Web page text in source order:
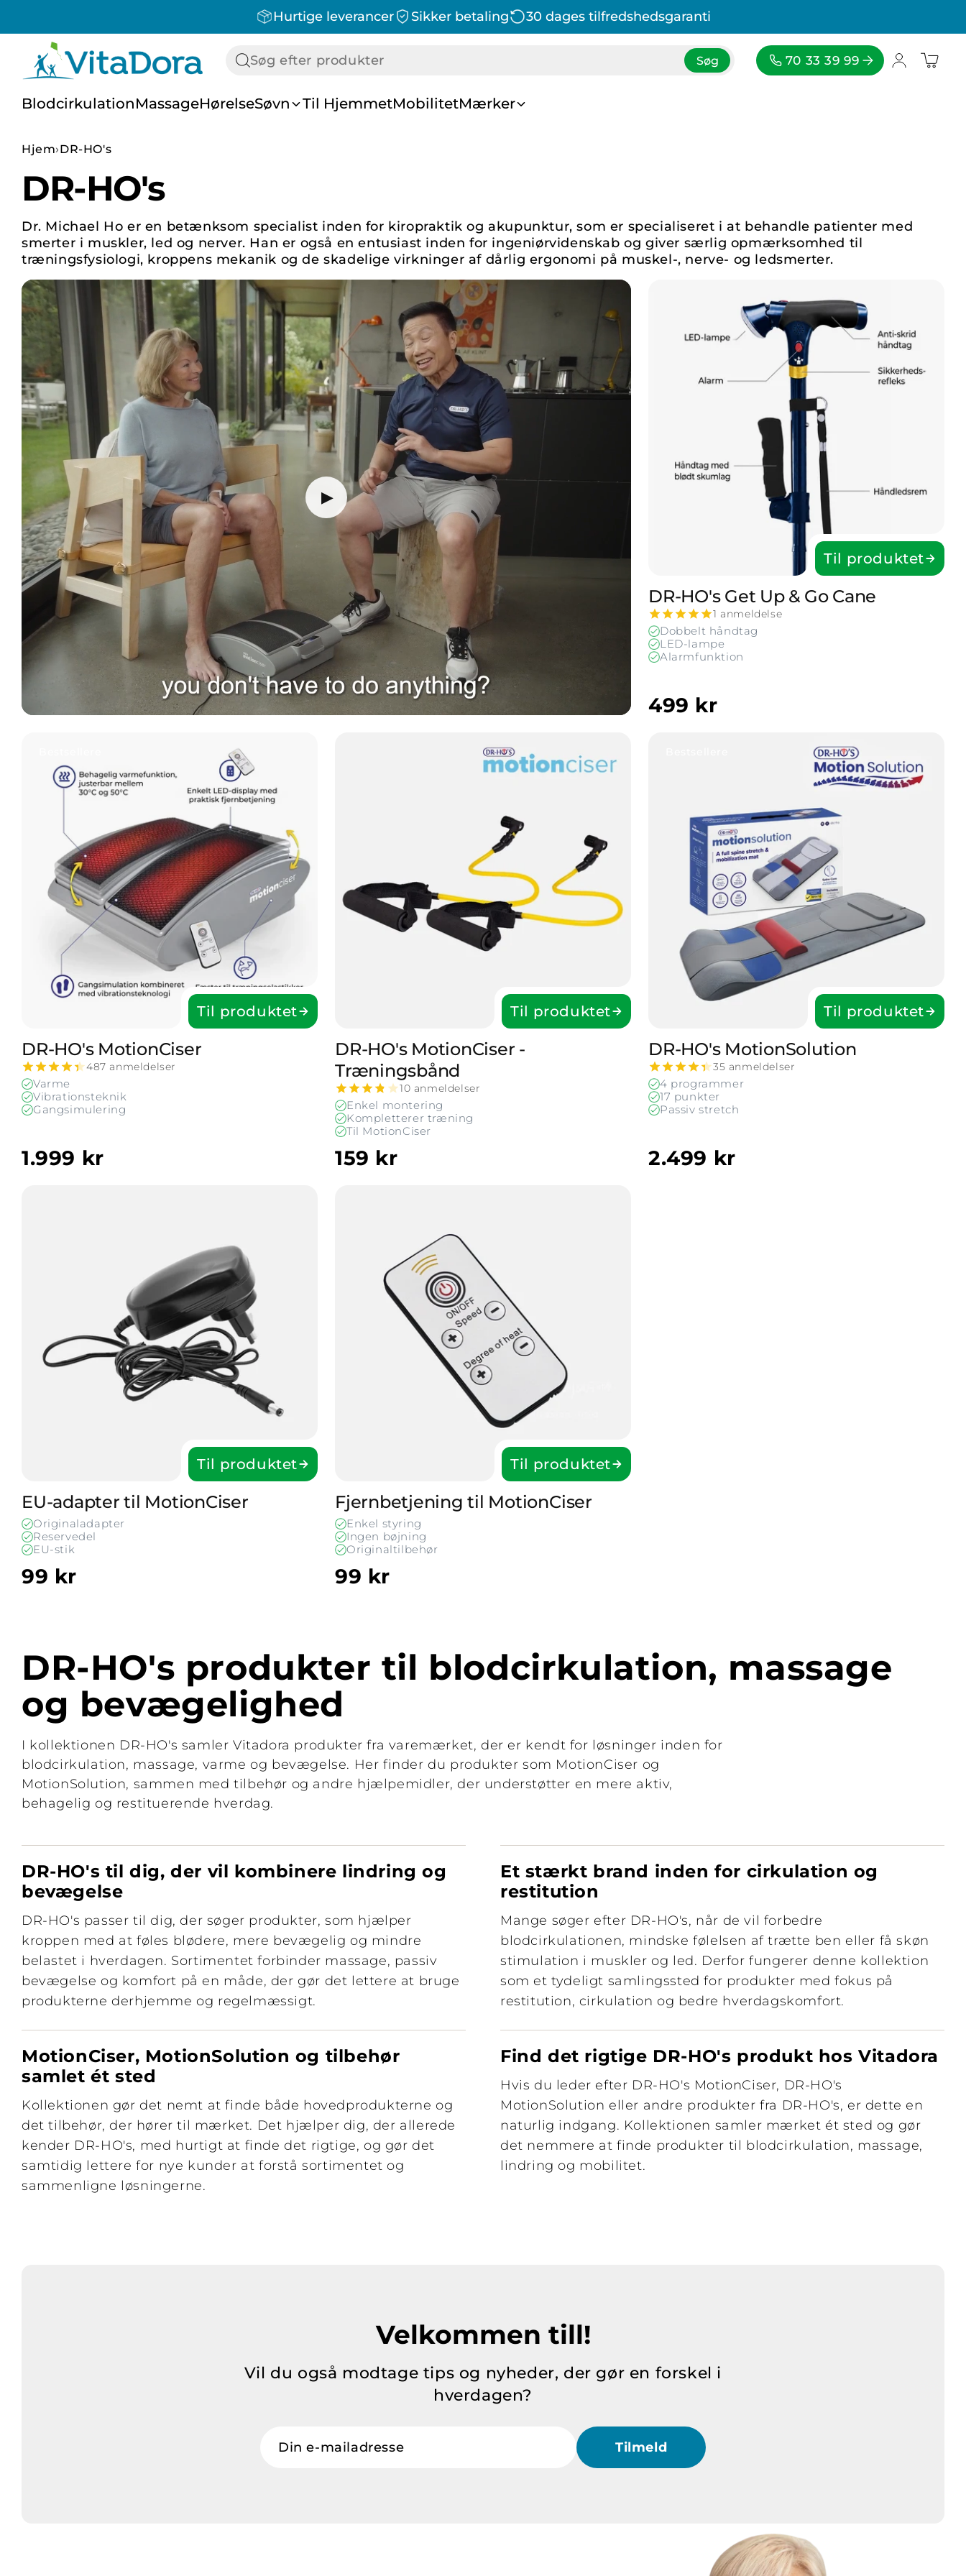
Hurtige leverancer Sikker betaling 30 dages tilfredshedsgaranti
Søg 70 33 39 99
BlodcirkulationMassageHørelseSøvn Til HjemmetMobilitetMærker
Hjem›DR-HO's
DR-HO's
Dr. Michael Ho er en betænksom specialist inden for kiropraktik og akupunktur, som er specialiseret i at behandle patienter med
smerter i muskler, led og nerver. Han er også en entusiast inden for ingeniørvidenskab og giver særlig opmærksomhed til
træningsfysiologi, kroppens mekanik og de skadelige virkninger af dårlig ergonomi på muskel-, nerve- og ledsmerter.
Til produktet
DR-HO's Get Up & Go Cane
1 anmeldelse
Dobbelt håndtag
LED-lampe
Alarmfunktion
499 kr
Til produktet
DR-HO's Motion­Ciser
487 anmeldelser
Varme
Vibrationsteknik
Gangsimulering
1.999 kr
Til produktet
DR-HO's Motion­Ciser -
Træningsbånd
10 anmeldelser
Enkel montering
Kompletterer træning
Til MotionCiser
159 kr
Til produktet
DR-HO's MotionSolution
35 anmeldelser
4 programmer
17 punkter
Passiv stretch
2.499 kr
Til produktet
EU-adapter til Motion­Ciser
Originaladapter
Reservedel
EU-stik
99 kr
Til produktet
Fjernbetjening til Motion­Ciser
Enkel styring
Ingen bøjning
Originaltilbehør
99 kr
DR-HO's produkter til blodcirkulation, massage
og bevægelighed
I kollektionen DR-HO's samler Vitadora produkter fra varemærket, der er kendt for løsninger inden for
blodcirkulation, massage, varme og bevægelse. Her finder du produkter som MotionCiser og
MotionSolution, sammen med tilbehør og andre hjælpemidler, der understøtter en mere aktiv,
behagelig og restituerende hverdag.
DR-HO's til dig, der vil kombinere lindring og
bevægelse
DR-HO's passer til dig, der søger produkter, som hjælper
kroppen med at føles blødere, mere bevægelig og mindre
belastet i hverdagen. Sortimentet forbinder massage, passiv
bevægelse og komfort på en måde, der gør det lettere at bruge
produkterne derhjemme og regelmæssigt.
Et stærkt brand inden for cirkulation og
restitution
Mange søger efter DR-HO's, når de vil forbedre
blodcirkulationen, mindske følelsen af trætte ben eller få skøn
stimulation i muskler og led. Derfor fungerer denne kollektion
som et tydeligt samlingssted for produkter med fokus på
restitution, cirkulation og bedre hverdagskomfort.
MotionCiser, MotionSolution og tilbehør
samlet ét sted
Kollektionen gør det nemt at finde både hovedprodukterne og
det tilbehør, der hører til mærket. Det hjælper dig, der allerede
kender DR-HO's, med hurtigt at finde det rigtige, og gør det
samtidig lettere for nye kunder at forstå sortimentet og
sammenligne løsningerne.
Find det rigtige DR-HO's produkt hos Vitadora
Hvis du leder efter DR-HO's MotionCiser, DR-HO's
MotionSolution eller andre produkter fra DR-HO's, er dette en
naturlig indgang. Kollektionen samler mærket ét sted og gør
det nemmere at finde produkter til blodcirkulation, massage,
lindring og mobilitet.
Velkommen till!
Vil du også modtage tips og nyheder, der gør en forskel i
hverdagen?
Din e-mailadresse
Tilmeld